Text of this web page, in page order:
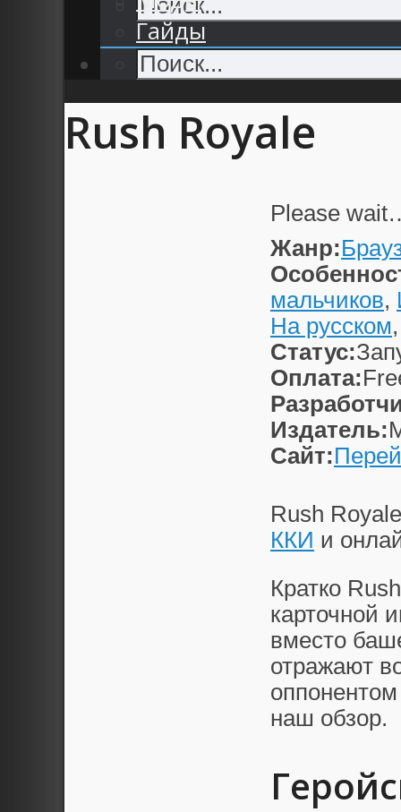
Гайды
Rush Royale
Please
Жанр:
мальчиков,
На русском,
Статус:
Оплата:
Издатель:
Сайт:
Rush
ККИ и
Кратко
карточной
вместо
отражают
наш обзор.